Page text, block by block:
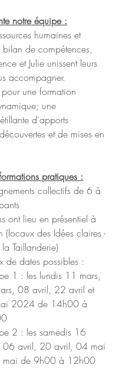
notre équipe :
humaines et
bilan de compétences,
et Julie unissent leurs
accompagner.
une formation
une
d'apports
et de mises en
pratiques :
collectifs de 6 à
ont lieu en présentiel à
(locaux des Idées claires -
Taillanderie)
de dates possibles :
1 : les lundis 11 mars,
08 avril, 22 avril et
2024 de 14h00 à
2 : les samedis 16
06 avril, 20 avril, 04 mai
mai de 9h00 à 12h00